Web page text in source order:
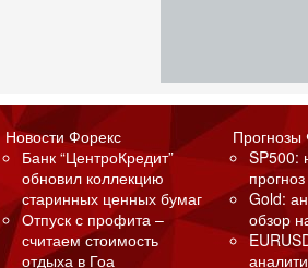
Новости Форекс
Банк “ЦентроКредит”
обновил коллекцию
старинных ценных бумаг
Отпуск с профита –
считаем стоимость
отдыха в Гоа
Прогнозы
SP500:
Gold:
обзор